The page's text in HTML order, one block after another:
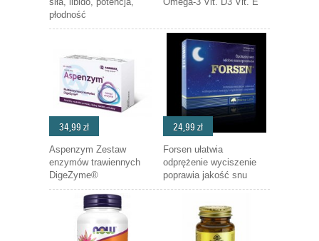
płodność
34,99 zł
Aspenzym Zestaw
enzymów trawiennych
DigeZyme®
24,99 zł
Forsen ułatwia
odprężenie wyciszenie
poprawia jakość snu